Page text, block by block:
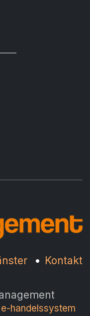
• Kontakt
e-handelssystem